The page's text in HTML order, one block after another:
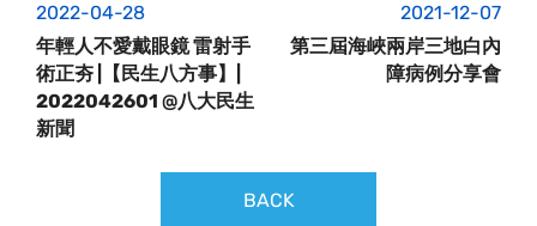
2022-04-28
年輕人不愛戴眼鏡 雷射手
術正夯 |【民生八方事】|
2022042601 @八大民生
新聞
2021-12-07
第三屆海峽兩岸三地白內
障病例分享會
BACK